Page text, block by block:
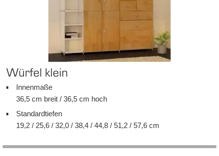
Wür­fel klein
In­nen­ma­ße
36,5 cm breit / 36,5 cm hoch
Stan­dard­tie­fen
19,2 / 25,6 / 32,0 / 38,4 / 44,8 / 51,2 / 57,6 cm